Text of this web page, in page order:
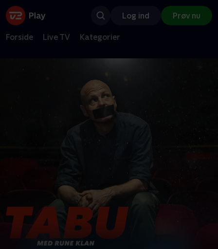
Log ind Prøv nu
Forside Live TV Kategorier